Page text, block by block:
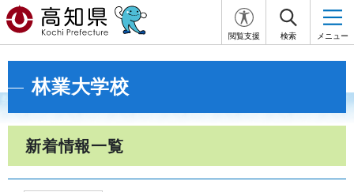
閲覧支援 検索 メニュー
林業大学校
新着情報一覧